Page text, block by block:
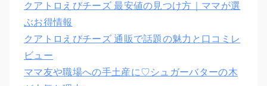
クアトロえびチーズ 最安値の見つけ方｜ママが選
ぶお得情報
クアトロえびチーズ 通販で話題の魅力と口コミレ
ビュー
ママ友や職場への手土産に♡シュガーバターの木